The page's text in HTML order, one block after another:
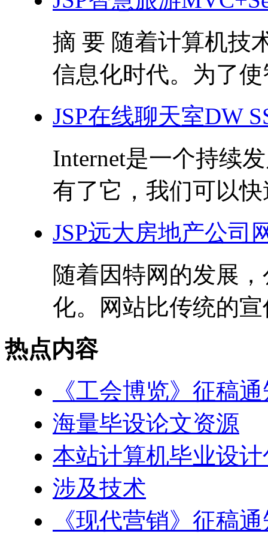
摘 要 随着计算机技
信息化时代。为了
JSP在线聊天室DW
Internet是一个持续
有了它，我们可以
JSP远大房地产公司
随着因特网的发展
化。网站比传统的
热点内容
《工会博览》征稿
海量毕设论文资源
本站计算机毕业设
涉及技术
《现代营销》征稿